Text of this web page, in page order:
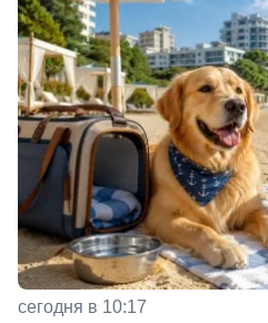
сегодня в 10:17